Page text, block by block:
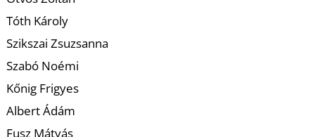
Tóth Károly
Szikszai Zsuzsanna
Szabó Noémi
Kőnig Frigyes
Albert Ádám
Fusz Mátyás